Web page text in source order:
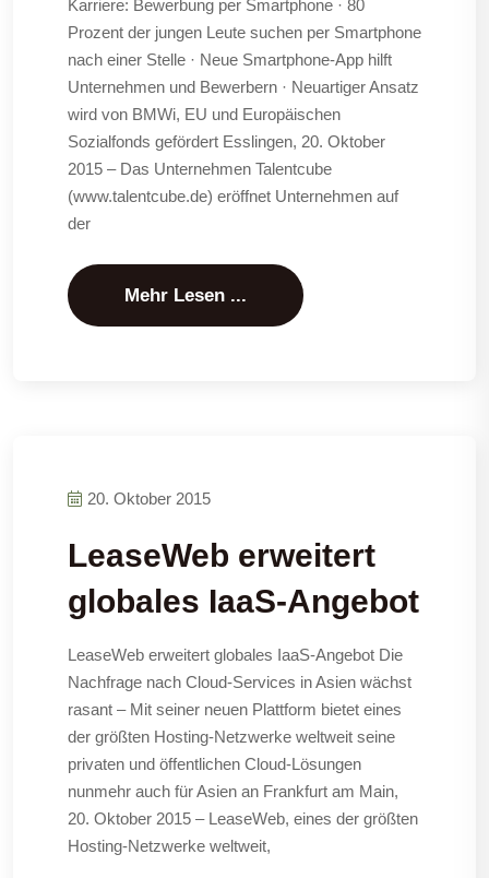
Karriere: Bewerbung per Smartphone · 80
Prozent der jungen Leute suchen per Smartphone
nach einer Stelle · Neue Smartphone-App hilft
Unternehmen und Bewerbern · Neuartiger Ansatz
wird von BMWi, EU und Europäischen
Sozialfonds gefördert Esslingen, 20. Oktober
2015 – Das Unternehmen Talentcube
(www.talentcube.de) eröffnet Unternehmen auf
der
Mehr Lesen ...
20. Oktober 2015
LeaseWeb erweitert
globales IaaS-Angebot
LeaseWeb erweitert globales IaaS-Angebot Die
Nachfrage nach Cloud-Services in Asien wächst
rasant – Mit seiner neuen Plattform bietet eines
der größten Hosting-Netzwerke weltweit seine
privaten und öffentlichen Cloud-Lösungen
nunmehr auch für Asien an Frankfurt am Main,
20. Oktober 2015 – LeaseWeb, eines der größten
Hosting-Netzwerke weltweit,